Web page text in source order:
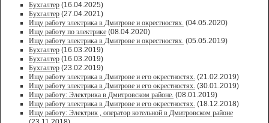
Бухгалтер (16.04.2025)
Бухгалтер (27.04.2021)
Ищу работу электрика в Дмитрове и окрестностях. (04.05.2020)
Ищу работу по электрике (08.04.2020)
Ищу работу электрика в Дмитрове и окрестностях. (05.05.2019)
Бухгалтер (16.03.2019)
Бухгалтер (16.03.2019)
Бухгалтер (23.02.2019)
Ищу работу электрика в Дмитрове и его окрестностях. (21.02.2019)
Ищу работу электрика в Дмитрове и его окрестностях. (30.01.2019)
Ищу работу: Электрика в Дмитровском районе. (08.01.2019)
Ищу работу электрика в Дмитрове и его окрестностях. (18.12.2018)
Ищу работу: Электрик , оператор котельной в Дмитровском районе